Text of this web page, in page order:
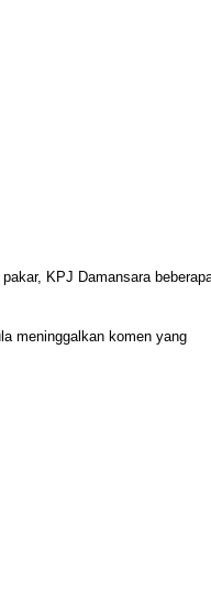
KPJ Damansara
meninggalkan komen yang